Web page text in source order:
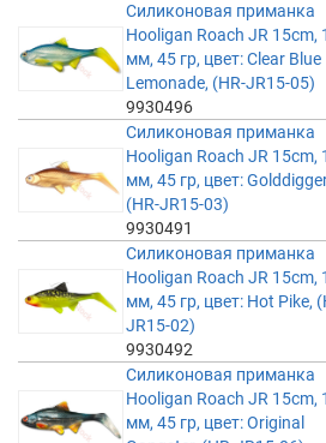
Силиконовая приманка
Hooligan Roach JR 15cm,
мм, 45 гр, цвет: Clear Blue
Lemonade, (HR-JR15-05)
9930496
Силиконовая приманка
Hooligan Roach JR 15cm,
мм, 45 гр, цвет:
(HR-JR15-03)
9930491
Силиконовая приманка
Hooligan Roach JR 15cm,
мм, 45 гр, цвет: Hot Pike,
JR15-02)
9930492
Силиконовая приманка
Hooligan Roach JR 15cm,
мм, 45 гр, цвет: Original